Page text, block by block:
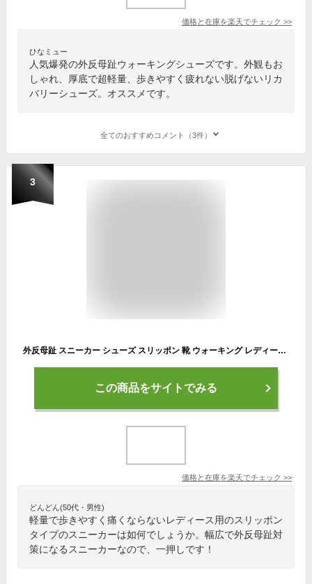
価格と在庫を楽天でチェック >>
ひなミュー
人気爆発の外反母趾ウォーキングシューズです。外観もお
しゃれ、厚底で超軽量、歩きやすく疲れない脱げないリカ
バリーシューズ。オススメです。
全てのおすすめコメント（3件）
3
外反母趾 スニーカー シューズ スリッポン 靴 ウォーキング レディース シニア 敬老の日 通勤 通学 LaFoot 軽やかウォーカー ストレッチ ジム 疲れない 歩きやすい 軽い 軽量 足裏アーチサポート 補整 疲れにくい 痛くない 衝撃吸収 インソール 4E 幅広 甲高 ワイド
この商品をサイトでみる
価格と在庫を楽天でチェック >>
どんどん(50代・男性)
軽量で歩きやすく痛くならないレディース用のスリッポン
タイプのスニーカーは如何でしょうか。幅広で外反母趾対
策になるスニーカーなので、一押しです！